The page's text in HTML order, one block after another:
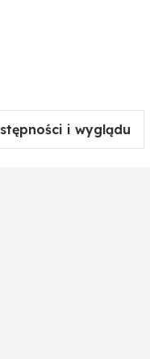
i wyglądu